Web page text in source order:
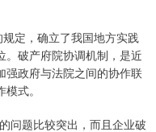
定，确立了我国地方实践
。破产府院协调机制，是近
强政府与法院之间的协作联
式。
问题比较突出，而且企业破